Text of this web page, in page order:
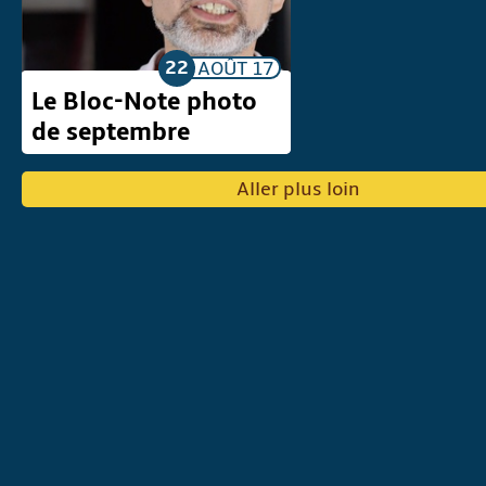
22 AOÛT 17
Le Bloc-Note photo
de septembre
Aller plus loin